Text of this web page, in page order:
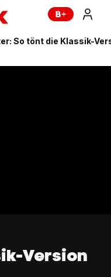
So tönt die Klassik-
Version